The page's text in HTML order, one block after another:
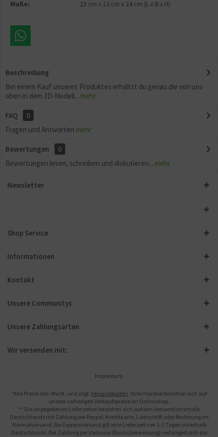
Maße:
23 cm x 13 cm x 24 cm (L x B x H)
Beschreibung
Bei einem Kauf unseres Produktes erhältst du genau die von uns
oben in dem 3D-Modell... mehr
FAQ
0
Fragen und Antworten mehr
Bewertungen
0
Bewertungen lesen, schreiben und diskutieren... mehr
Newsletter
Shop Service
Informationen
Kontakt
Unsere Communitys
Unsere Zahlungsarten
Wir versenden mit:
Impressum
*Alle Preise inkl. MwSt. und zzgl. Versandkosten. Streichpreise beziehen sich auf
unsere vorherigen Verkaufspreise im Onlineshop.
** Die angegebenen Lieferzeiten beziehen sich auf den Versand innerhalb
Deutschlands mit Zahlung per Paypal, Kreditkarte, Lastschrift oder Rechnung im
Normalversand. Bei Expressversand gilt eine Lieferzeit von 1-2 Tagen innerhalb
Deutschlands. Bei Zahlung per Vorkasse (Banküberweisung) verlängert sich die